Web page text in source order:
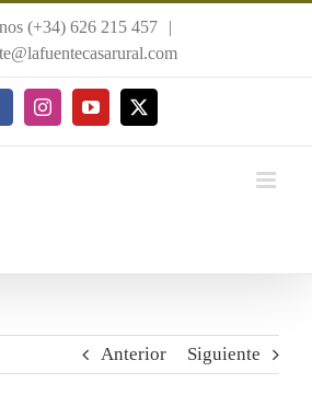
(+34) 626 215 457
|
InstagramYouTube
X
Anterior Siguiente